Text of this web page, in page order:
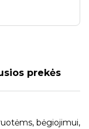
prekės
bėgiojimui,